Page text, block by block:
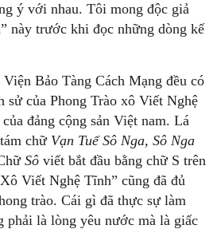
ý với nhau. Tôi mong độc giả
này trước khi đọc những dòng kế
Bảo Tàng Cách Mạng đều có
sử của Phong Trào xô Viết Nghệ
đảng cộng sản Việt nam. Lá
chữ Vạn Tuế Sô Nga, Sô Nga
Sô viết bắt đầu bằng chữ S trên
Viết Nghệ Tĩnh” cũng đã đủ
trào. Cái gì đã thực sự làm
phải là lòng yêu nước mà là giấc